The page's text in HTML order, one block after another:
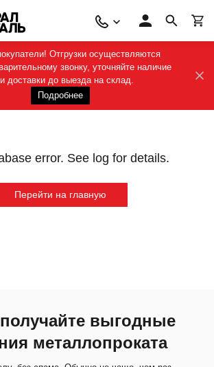
Отгрузки осуществляются
звонку, уточняйте наличие
доставки до выезда на склад.
Подробнее
error. See log for details.
Перейти на главную
выгодные
металлопроката